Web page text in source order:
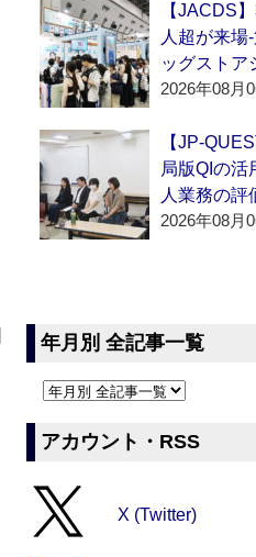
【JACDS
人超が来場
ッグストア
2026年08月
【JP-
局版QIの活
人業務の評
2026年08月
年月別 全記事一覧
アカウント・RSS
X (Twitter)